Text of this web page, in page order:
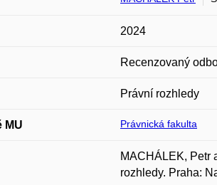
2024
Recenzovaný
Právní rozhledy
MU Právnická fakulta
MACHÁLEK, Petr
rozhledy. Praha: